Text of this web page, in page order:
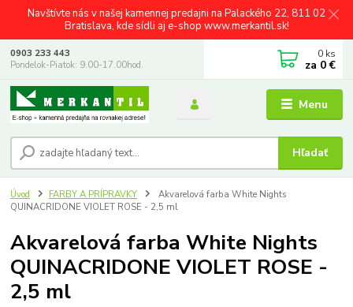
Navštívte nás v našej kamennej predajni na Palackého 22, 811 02
Bratislava, kde sídli aj e-shop www.merkantil.sk!
Menu
Hľadať
0903 233 443
Pondelok-Piatok: 9.00-17.00hod.
0 ks
za 0 €
Úvod FARBY A PRÍPRAVKY
Akvarelová farba White Nights
QUINACRIDONE VIOLET ROSE - 2,5 ml
Akvarelová farba White Nights
QUINACRIDONE VIOLET ROSE -
2,5 ml